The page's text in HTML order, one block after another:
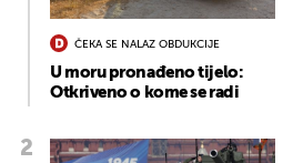
ČEKA SE NALAZ OBDUKCIJE
U moru pronađeno tijelo:
Otkriveno o kome se radi